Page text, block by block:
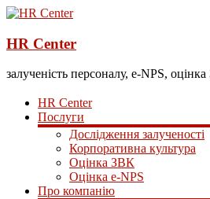
HR Center
залученість персоналу, e-NPS,
HR Center
Послуги
Дослідження залученості
Корпоративна культура
Оцінка ЗВК
Оцінка e-NPS
Про компанію